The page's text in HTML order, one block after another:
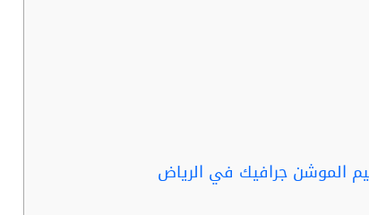
الموشن جرافيك في الرياض